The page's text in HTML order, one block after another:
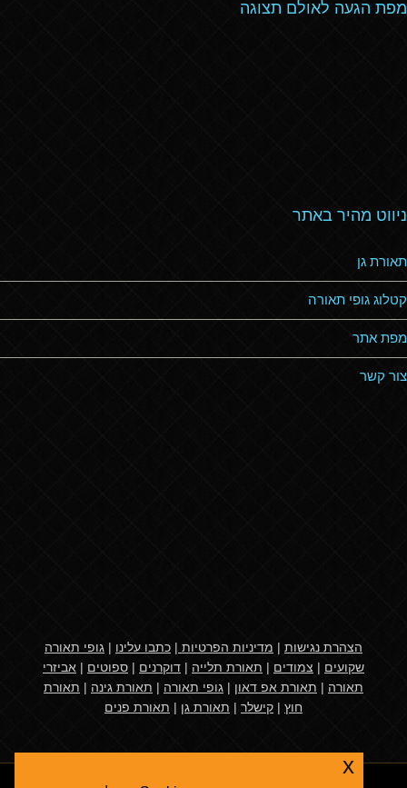
מפת הגעה לאולם תצוגה
ניווט מהיר באתר
תאורת גן
קטלוג גופי תאורה
מפת אתר
צור קשר
הצהרת נגישות | מדיניות הפרטיות | כתבו עלינו | גופי תאורה
שקועים | צמודים | תאורת תלייה | דוקרנים | ספוטים | אביזרי
תאורה | תאורת אפ דאון | גופי תאורה | תאורת גינה | תאורת
חוץ | קישלר | תאורת גן | תאורת פנים
x